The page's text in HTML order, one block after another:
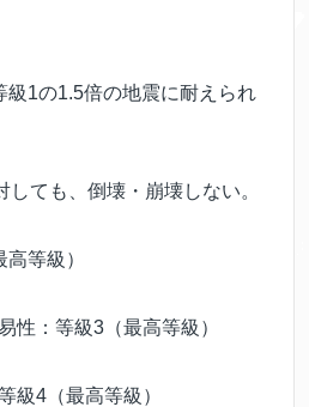
級1の1.5倍の地震に耐えられ
ても、倒壊・崩壊しない。
等級）
性：等級3（最高等級）
級4（最高等級）